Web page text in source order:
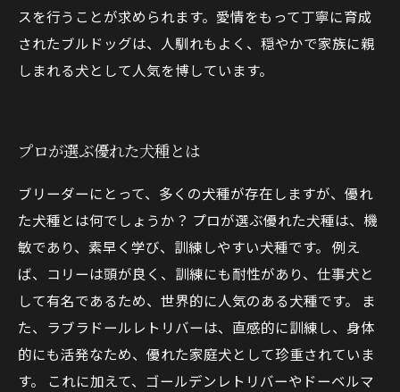
スを行うことが求められます。愛情をもって丁寧に育成
されたブルドッグは、人馴れもよく、穏やかで家族に親
しまれる犬として人気を博しています。
プロが選ぶ優れた犬種とは
ブリーダーにとって、多くの犬種が存在しますが、優れ
た犬種とは何でしょうか？ プロが選ぶ優れた犬種は、機
敏であり、素早く学び、訓練しやすい犬種です。 例え
ば、コリーは頭が良く、訓練にも耐性があり、仕事犬と
して有名であるため、世界的に人気のある犬種です。 ま
た、ラブラドールレトリバーは、直感的に訓練し、身体
的にも活発なため、優れた家庭犬として珍重されていま
す。 これに加えて、ゴールデンレトリバーやドーベルマ